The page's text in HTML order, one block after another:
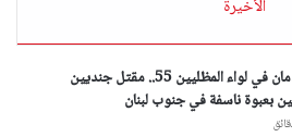
الأخيرة
كانا يخدمان في لواء المظليين 55.. مقتل جنديين
بعبوة ناسفة في جنوب لبنان